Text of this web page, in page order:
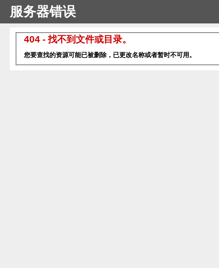
服务器错误
404 - 找不到文件或目录。
您要查找的资源可能已被删除，已更改名称或者暂时不可用。